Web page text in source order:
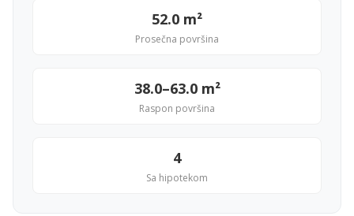
52.0 m²
Prosečna površina
38.0–63.0 m²
Raspon površina
4
Sa hipotekom